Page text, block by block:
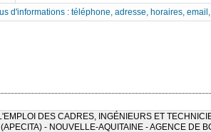
d'informations : téléphone, adresse, horaires,
DES CADRES, INGÉNIEURS ET
- NOUVELLE-AQUITAINE - AGENCE DE